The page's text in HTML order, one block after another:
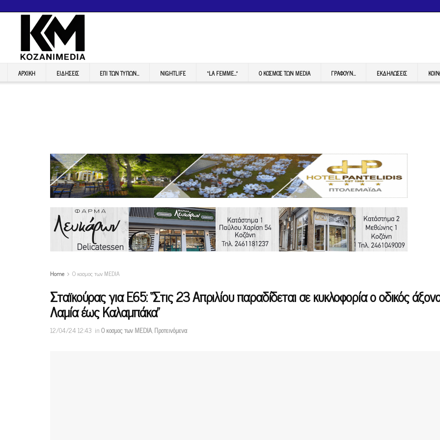
ΑΡΧΙΚΉ ΕΙΔΉΣΕΙΣ ΕΠI ΤΩΝ ΤΥΠΩΝ… NIGHTLIFE “LA FEMME…” Ο ΚΟΣΜΟΣ ΤΩΝ MEDIA ΓΡΆΦΟΥΝ… ΕΚΔΗΛΏΣΕΙΣ
Home Ο κοσμος των MEDIA
Σταϊκούρας για Ε65: “Στις 23 Απριλίου παραδίδεται σε κυκλοφορία ο οδικός
Λαμία έως Καλαμπάκα”
12/04/24 12:43 inΟ κοσμος των MEDIA,Προτεινόμενα